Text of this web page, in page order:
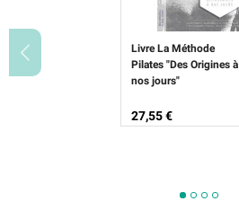
Livre La Méthode
Pilates "Des Origines à
nos jours"
Prix
27,55 €